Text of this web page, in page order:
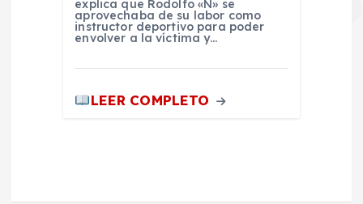
explica que Rodolfo «N» se
aprovechaba de su labor como
instructor deportivo para poder
envolver a la víctima y…
LEER COMPLETO